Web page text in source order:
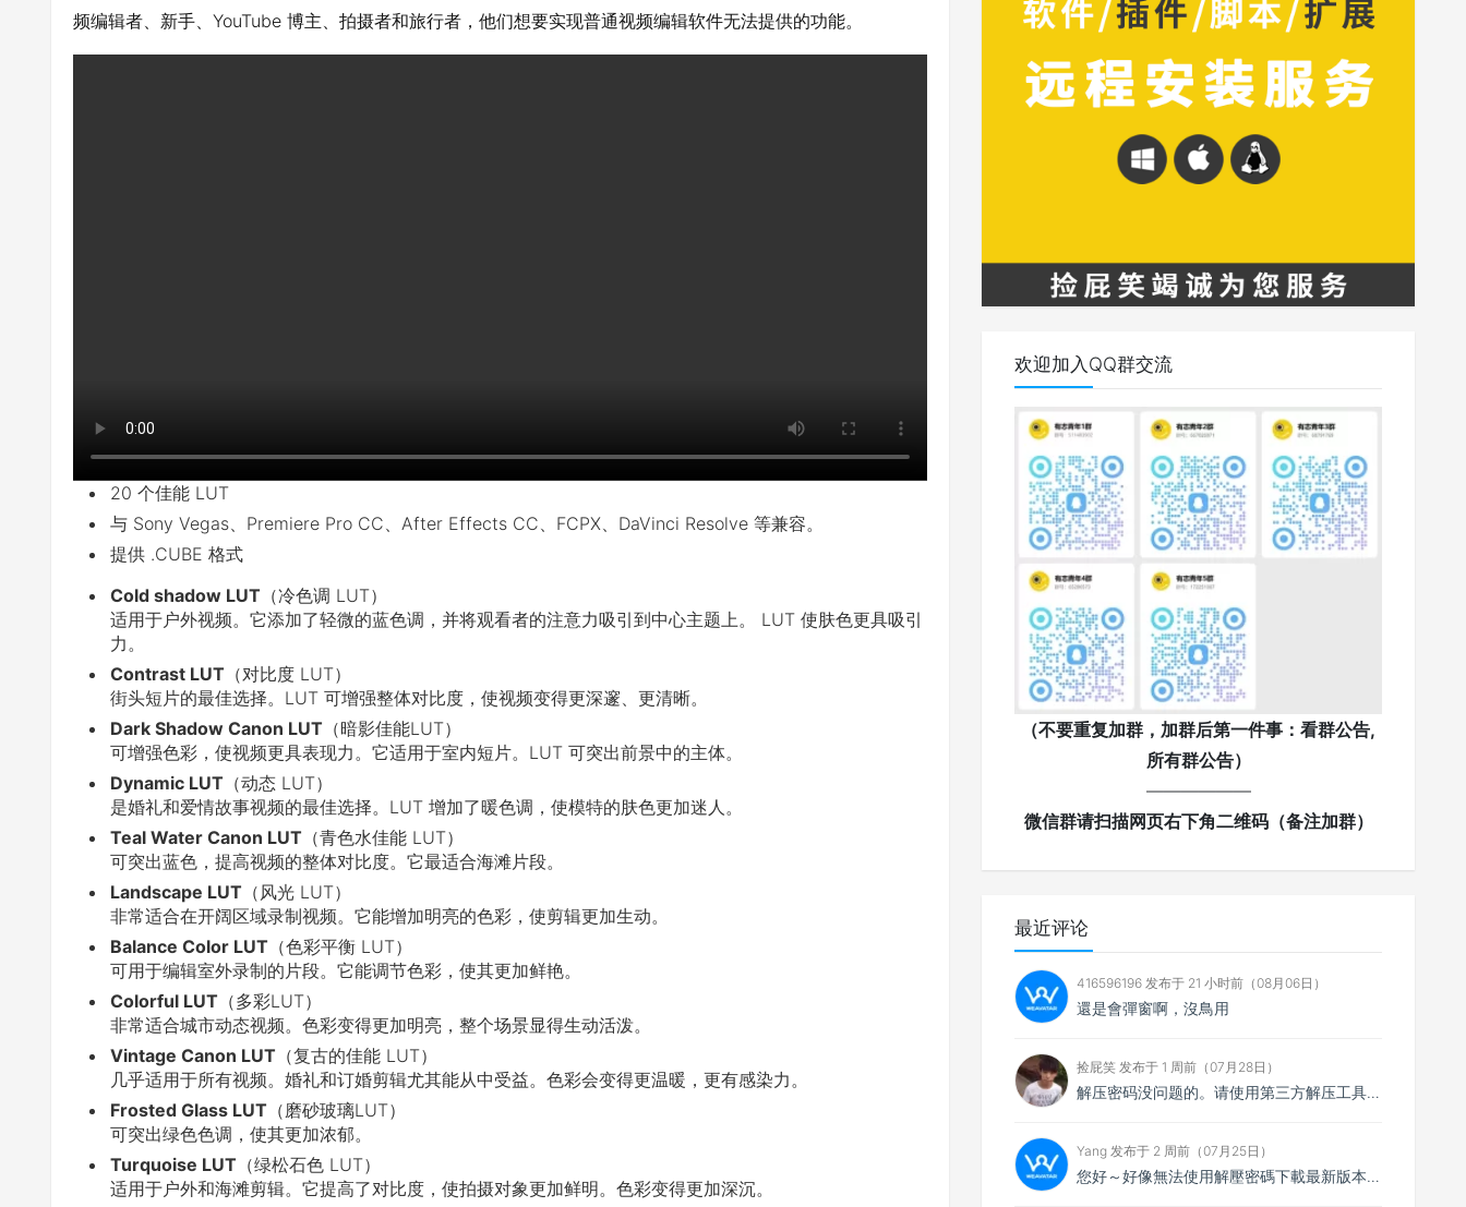
频编辑者、新手、YouTube 博主、拍摄者和旅行者，他们想要实现普通视频编辑软件无法提供的功能。
20 个佳能 LUT
与 Sony Vegas、Premiere Pro CC、After Effects CC、FCPX、DaVinci Resolve 等兼容。
提供 .CUBE 格式
Cold shadow LUT （冷色调 LUT）
适用于户外视频。它添加了轻微的蓝色调，并将观看者的注意力吸引到中心主题上。 LUT 使肤色更具吸引
力。
Contrast LUT （对比度 LUT）
街头短片的最佳选择。LUT 可增强整体对比度，使视频变得更深邃、更清晰。
Dark Shadow Canon LUT （暗影佳能LUT）
可增强色彩，使视频更具表现力。它适用于室内短片。LUT 可突出前景中的主体。
Dynamic LUT （动态 LUT）
是婚礼和爱情故事视频的最佳选择。LUT 增加了暖色调，使模特的肤色更加迷人。
Teal Water Canon LUT （青色水佳能 LUT）
可突出蓝色，提高视频的整体对比度。它最适合海滩片段。
Landscape LUT （风光 LUT）
非常适合在开阔区域录制视频。它能增加明亮的色彩，使剪辑更加生动。
Balance Color LUT （色彩平衡 LUT）
可用于编辑室外录制的片段。它能调节色彩，使其更加鲜艳。
Colorful LUT （多彩LUT）
非常适合城市动态视频。色彩变得更加明亮，整个场景显得生动活泼。
Vintage Canon LUT （复古的佳能 LUT）
几乎适用于所有视频。婚礼和订婚剪辑尤其能从中受益。色彩会变得更温暖，更有感染力。
Frosted Glass LUT （磨砂玻璃LUT）
可突出绿色色调，使其更加浓郁。
Turquoise LUT （绿松石色 LUT）
适用于户外和海滩剪辑。它提高了对比度，使拍摄对象更加鲜明。色彩变得更加深沉。
欢迎加入QQ群交流
（不要重复加群，加群后第一件事：看群公告,
所有群公告）
——————
微信群请扫描网页右下角二维码（备注加群）
最近评论
416596196 发布于 21 小时前（08月06日）
還是會彈窗啊，沒鳥用
捡屁笑 发布于 1 周前（07月28日）
解压密码没问题的。请使用第三方解压工具解压，比如7zip
Yang 发布于 2 周前（07月25日）
您好～好像無法使用解壓密碼下載最新版本，想請您看看